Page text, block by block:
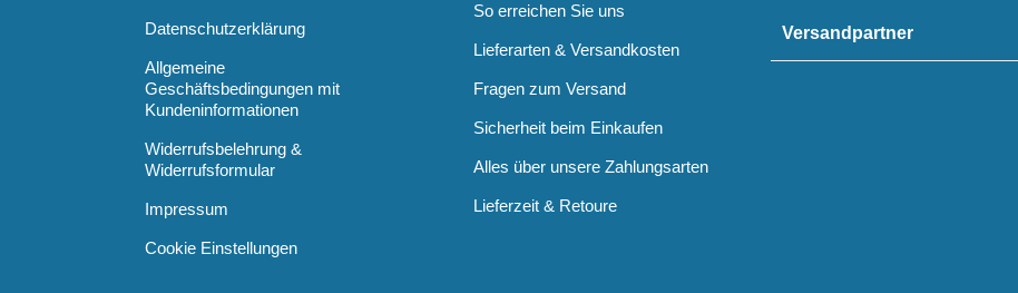
Datenschutzerklärung
Allgemeine
Geschäftsbedingungen mit
Kundeninformationen
Widerrufsbelehrung &
Widerrufsformular
Impressum
Cookie Einstellungen
So erreichen Sie uns
Lieferarten & Versandkosten
Fragen zum Versand
Sicherheit beim Einkaufen
Alles über unsere Zahlungsarten
Lieferzeit & Retoure
Versandpartner